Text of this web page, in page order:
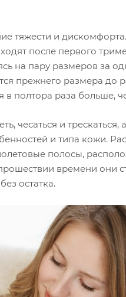
тяжести и
после первого
на пару размеров за
прежнего размера
в полтора раза больше,
чесаться и трескаться,
и типа кожи.
полосы,
времени они
остатка.